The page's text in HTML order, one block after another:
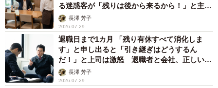
る迷惑客が「残りは後から来るから！」と主
張 どうやって退去させる？【弁護士が解説】
長澤 芳子
2026.07.29
退職日まで1カ月 「残り有休すべて消化しま
す」と申し出ると「引き継ぎはどうするん
だ！」と上司は激怒 退職者と会社、正しいの
はどっち？【社労士が解説】
長澤 芳子
2026.07.29